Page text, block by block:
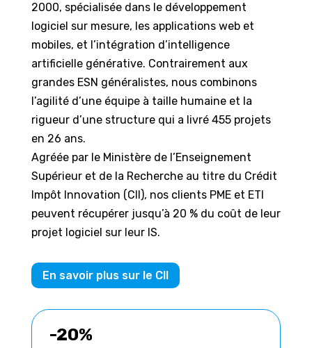
2000, spécialisée dans le développement
logiciel sur mesure, les applications web et
mobiles, et l’intégration d’intelligence
artificielle générative. Contrairement aux
grandes ESN généralistes, nous combinons
l’agilité d’une équipe à taille humaine et la
rigueur d’une structure qui a livré 455 projets
en 26 ans.
Agréée par le Ministère de l’Enseignement
Supérieur et de la Recherche au titre du Crédit
Impôt Innovation (CII), nos clients PME et ETI
peuvent récupérer jusqu’à 20 % du coût de leur
projet logiciel sur leur IS.
En savoir plus sur le CII
-20%